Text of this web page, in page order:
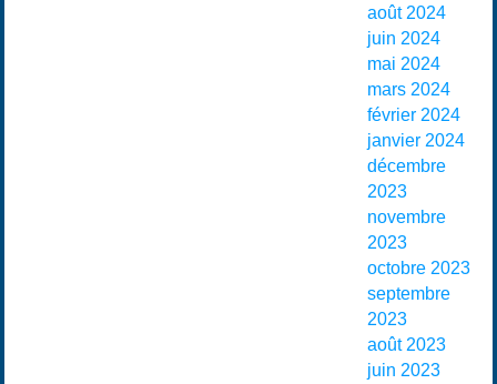
août 2024
juin 2024
mai 2024
mars 2024
février 2024
janvier 2024
décembre
2023
novembre
2023
octobre 2023
septembre
2023
août 2023
juin 2023